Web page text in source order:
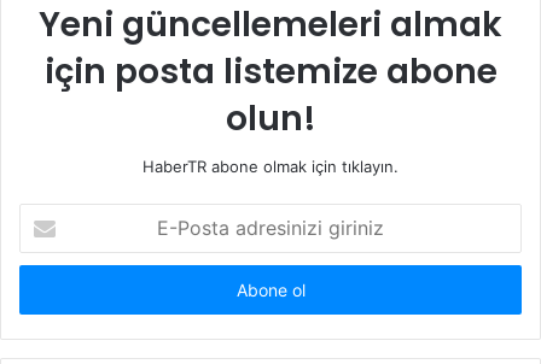
Yeni güncellemeleri almak
için posta listemize abone
olun!
HaberTR abone olmak için tıklayın.
Posta
adresinizi